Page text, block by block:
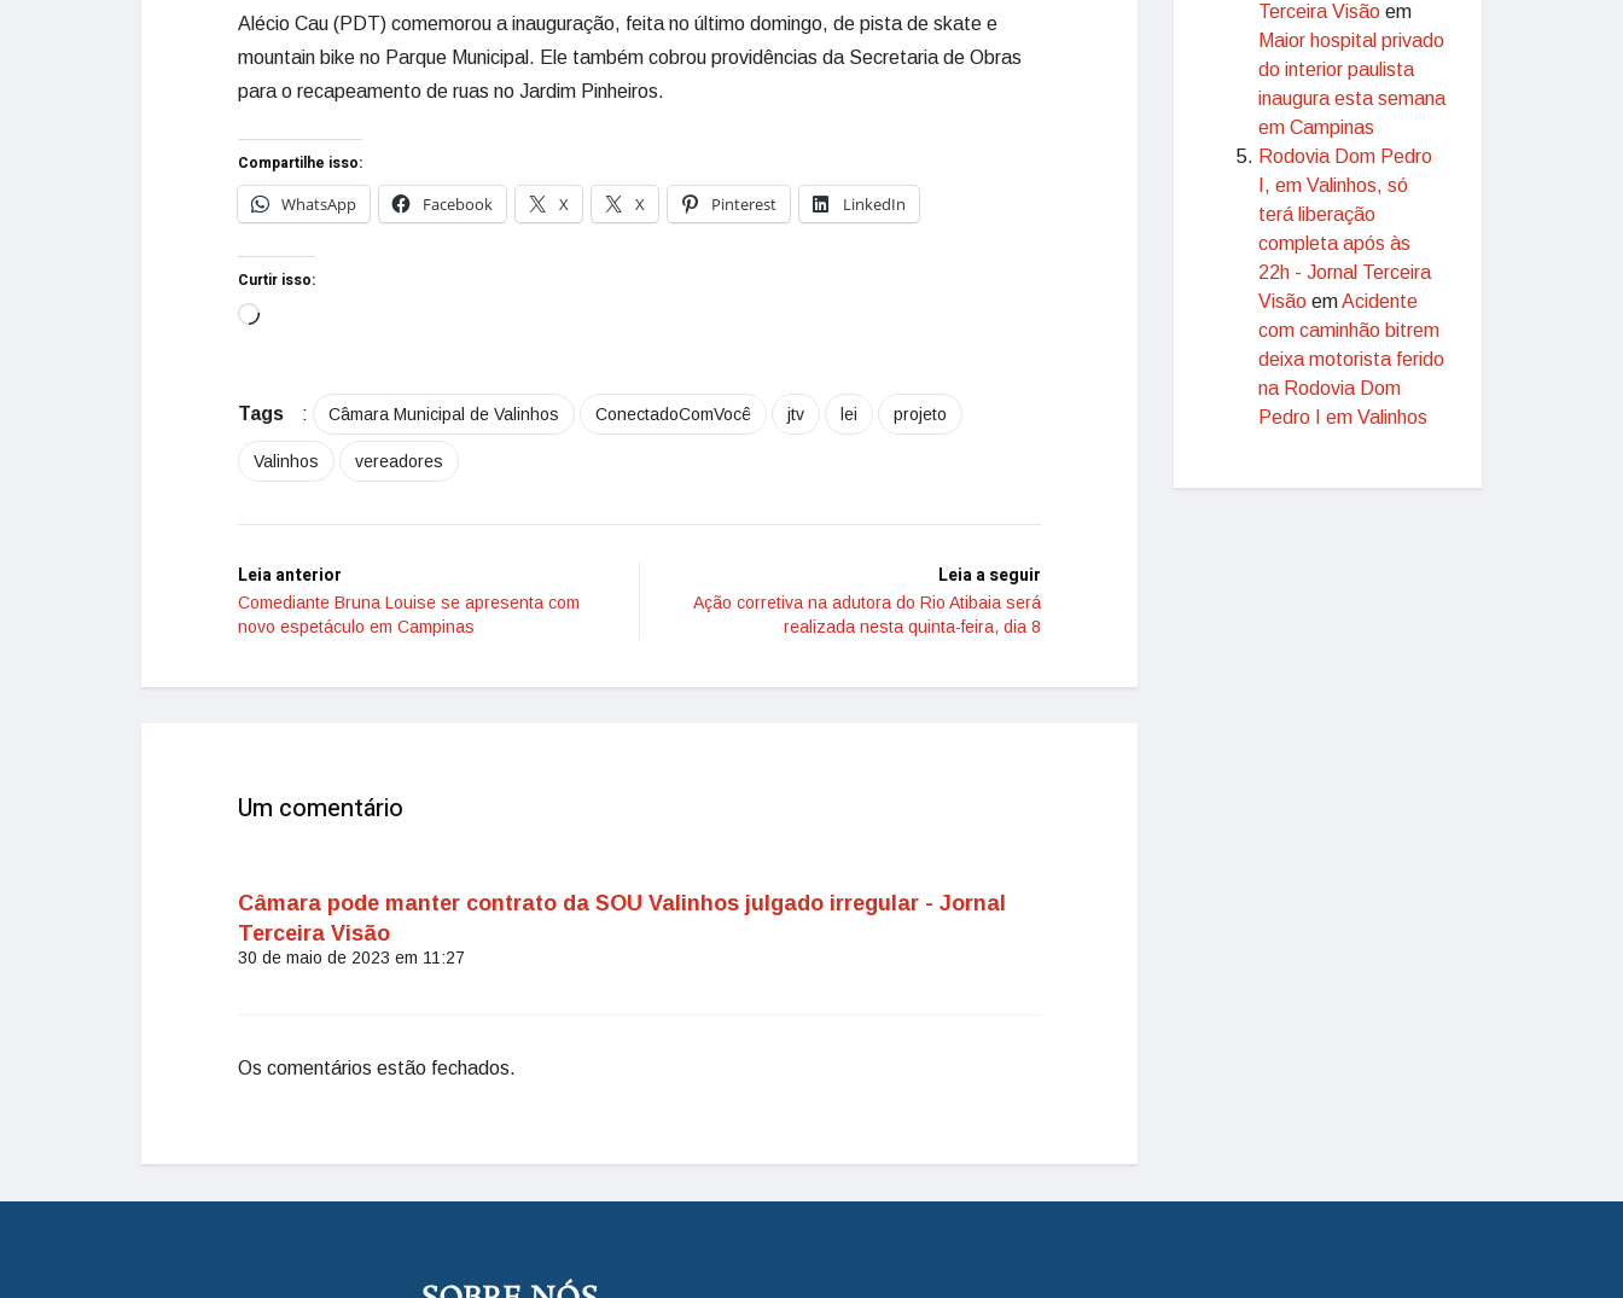
Alécio Cau (PDT) comemorou a inauguração, feita no último domingo, de pista de skate e
mountain bike no Parque Municipal. Ele também cobrou providências da Secretaria de Obras
para o recapeamento de ruas no Jardim Pinheiros.
Compartilhe isso:
WhatsApp
Facebook X X Pinterest LinkedIn
Curtir isso:
Tags : Câmara Municipal de Valinhos ConectadoComVocê jtv lei projeto
Valinhos vereadores
Leia anterior
Comediante Bruna Louise se apresenta com
novo espetáculo em Campinas
Leia a seguir
Ação corretiva na adutora do Rio Atibaia será
realizada nesta quinta-feira, dia 8
Um comentário
Câmara pode manter contrato da SOU Valinhos julgado irregular - Jornal
Terceira Visão
30 de maio de 2023 em 11:27
Os comentários estão fechados.
Terceira Visão em
Maior hospital privado
do interior paulista
inaugura esta semana
em Campinas
Rodovia Dom Pedro
I, em Valinhos, só
terá liberação
completa após às
22h - Jornal Terceira
Visão emAcidente
com caminhão bitrem
deixa motorista ferido
na Rodovia Dom
Pedro I em Valinhos